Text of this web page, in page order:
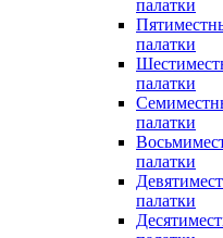
палатки
палатки
палатки
палатки
палатки
палатки